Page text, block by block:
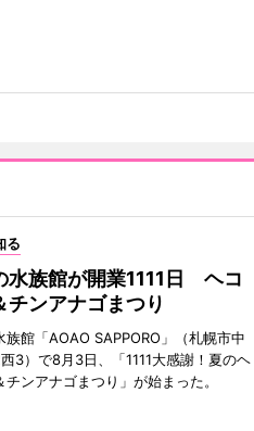
る
水族館が開業1111日 ヘコ
チンアナゴまつり
族館「AOAO SAPPORO」（札幌市中
3）で8月3日、「1111大感謝！夏のヘ
チンアナゴまつり」が始まった。